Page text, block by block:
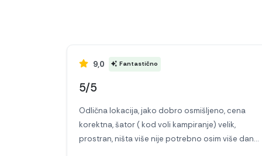
9,0 Fantastično
5/5
Odlična lokacija, jako dobro osmišljeno, cena
korektna, šator ( kod voli kampiranje) velik,
prostran, ništa više nije potrebno osim više dana